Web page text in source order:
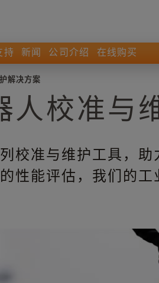
持 新闻 公司介绍 在线购买
解决方案
人校准与
校准与维护工具，
性能评估，我们的